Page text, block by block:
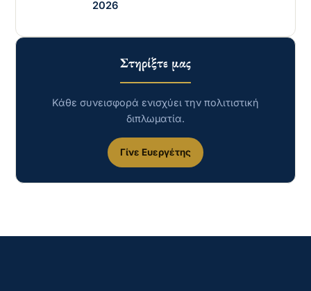
2026
Στηρίξτε μας
Κάθε συνεισφορά ενισχύει την πολιτιστική
διπλωματία.
Γίνε Ευεργέτης